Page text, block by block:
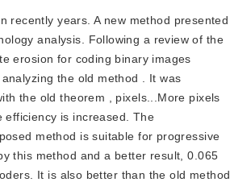
recently years. A new method presented
analysis. Following a review of the
erosion for coding binary images
the old method . It was
the old theorem , pixels...More pixels
efficiency is increased. The
method is suitable for progressive
this method and a better result, 0.065
It is also better than the old method